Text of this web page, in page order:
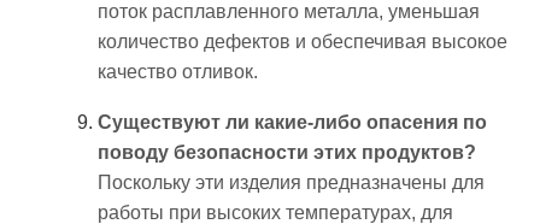
поток расплавленного металла, уменьшая
количество дефектов и обеспечивая высокое
качество отливок.
Существуют ли какие-либо опасения по
поводу безопасности этих продуктов?
Поскольку эти изделия предназначены для
работы при высоких температурах, для